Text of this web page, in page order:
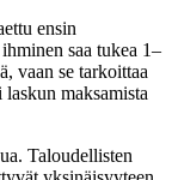
ensin
saa tukea 1–
vaan se tarkoittaa
maksamista
Taloudellisten